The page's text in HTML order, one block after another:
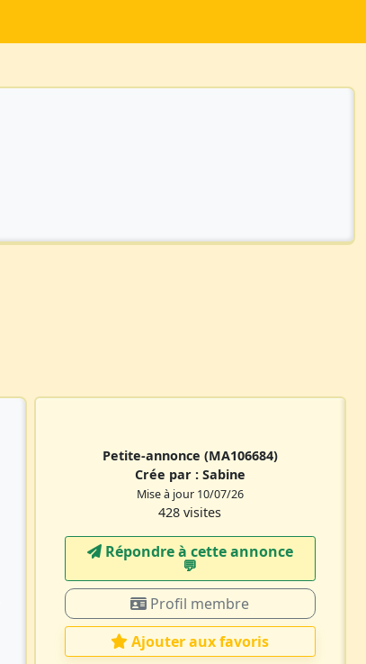
Petite-annonce (MA106684)
Crée par : Sabine
Mise à jour 10/07/26
428 visites
Répondre à cette annonce
💬​
Profil membre
Ajouter aux favoris